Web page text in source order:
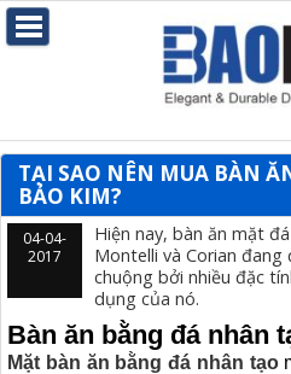
TẠI SAO NÊN MUA BÀN
BẢO KIM?
04-04-
2017
Hiện nay, bàn ăn mặt
Montelli và Corian
chuộng bởi nhiều đặc
dụng của nó.
Bàn ăn bằng đá nhân
Mặt bàn ăn bằng đá nhân tạo